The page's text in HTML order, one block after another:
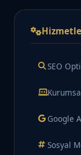
SEO
Google
Sosyal